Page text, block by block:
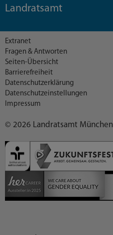
Landratsamt
© 2026 Landratsamt München
Extranet
Fragen & Antworten
Seiten-Übersicht
Barrierefreiheit
Datenschutzerklärung
Datenschutzeinstellungen
Impressum